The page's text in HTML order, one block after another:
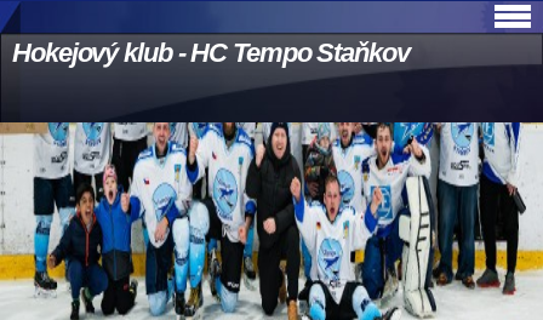
Hokejový klub - HC Tempo Staňkov